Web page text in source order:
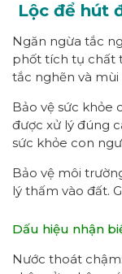
Lộc để hút
Ngăn ngừa tắc
phốt tích tụ chất
tắc nghẽn và mùi
Bảo vệ sức khỏe
được xử lý đúng
sức khỏe con
Bảo vệ môi
lý thấm vào đất.
Dấu hiệu nhận
Nước thoát